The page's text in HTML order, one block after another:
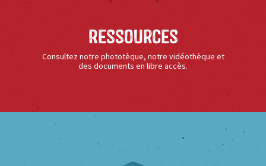
Ressources
Consultez notre phototèque, notre vidéothèque et
des documents en libre accès.